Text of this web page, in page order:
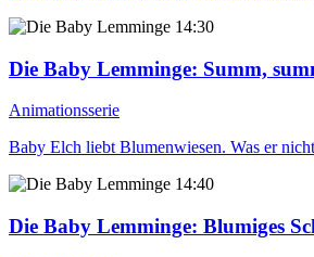
14:30
Die Baby Lemminge: Summ,
Animationsserie
Baby Elch liebt Blumenwiesen. Was er
14:40
Die Baby Lemminge: Blumiges